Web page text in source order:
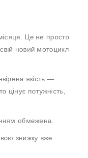
Це не просто
новий мотоцикл
якість —
цінує потужність,
обмежена.
знижку вже